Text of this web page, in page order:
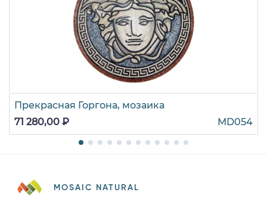
Прекрасная Горгона, мозаика
71 280,00 ₽
MD054
MOSAIC NATURAL